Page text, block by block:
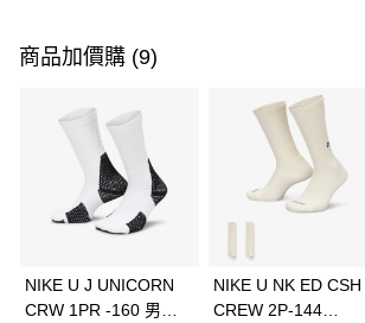
信用卡一次付款
3 期 0 利率 每期
合作金庫商業銀行
第一商業銀行
華南商業銀行
彰化商業銀行
上海商業儲蓄銀行
Apple Pay
全盈+PAY
商品加價購 (9)
NIKE U J UNICORN
CRW 1PR -160 男女
NIKE U NK ED CSH
CREW 2P-144